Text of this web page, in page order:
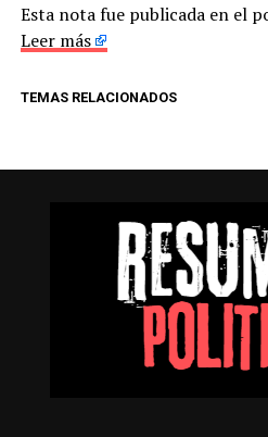
Esta nota fue publicada en el
Leer más
TEMAS RELACIONADOS